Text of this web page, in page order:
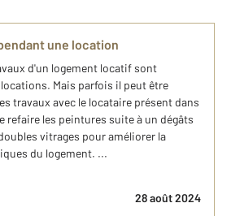
une location
d'un logement locatif sont
Mais parfois il peut être
travaux avec le locataire présent dans
refaire les peintures suite à un dégâts
vitrages pour améliorer la
du logement. ...
28 août 2024